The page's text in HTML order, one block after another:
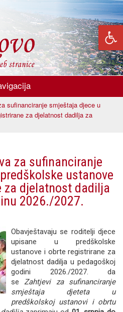
sufinanciranje smještaja djece u
za djelatnost dadilja za
za sufinanciranje
ustanove
za djelatnost dadilja
2026./2027.
Obavještavaju se roditelji djece
upisane u predškolske
ustanove i obrte registrirane za
djelatnost dadilja u pedagoškoj
godini 2026./2027. da
seZahtjevi za sufinanciranje
smještaja djeteta u
predškolskoj ustanovi i obrtu